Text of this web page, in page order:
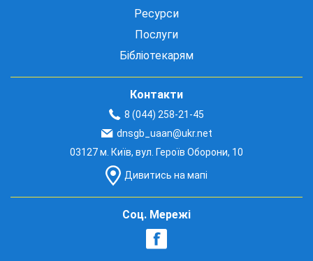
Ресурси
Послуги
Бібліотекарям
Контакти
8 (044) 258-21-45
dnsgb_uaan@ukr.net
03127 м. Київ, вул. Героїв Оборони, 10
Дивитись на мапі
Соц. Мережі